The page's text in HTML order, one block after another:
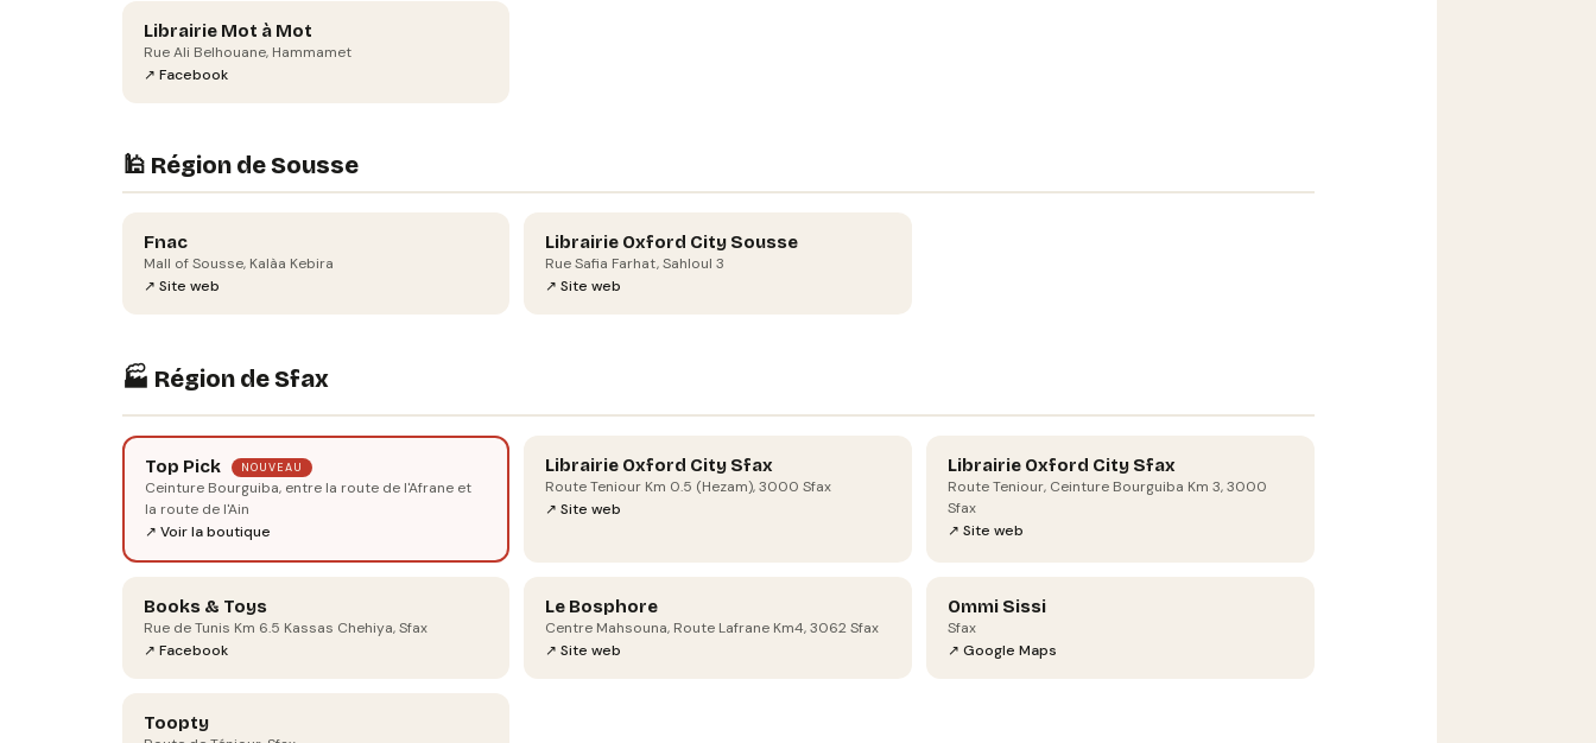
Librairie Mot à Mot
Rue Ali Belhouane, Hammamet
↗ Facebook
🕌 Région de Sousse
Fnac
Mall of Sousse, Kalàa Kebira
↗ Site web
Librairie Oxford City Sousse
Rue Safia Farhat, Sahloul 3
↗ Site web
🏭 Région de Sfax
Top Pick NOUVEAU
Ceinture Bourguiba, entre la route de l'Afrane et
la route de l'Ain
↗ Voir la boutique
Librairie Oxford City Sfax
Route Teniour Km 0.5 (Hezam), 3000 Sfax
↗ Site web
Librairie Oxford City Sfax
Route Teniour, Ceinture Bourguiba Km 3, 3000
Sfax
↗ Site web
Books & Toys
Rue de Tunis Km 6.5 Kassas Chehiya, Sfax
↗ Facebook
Le Bosphore
Centre Mahsouna, Route Lafrane Km4, 3062 Sfax
↗ Site web
Ommi Sissi
Sfax
↗ Google Maps
Toopty